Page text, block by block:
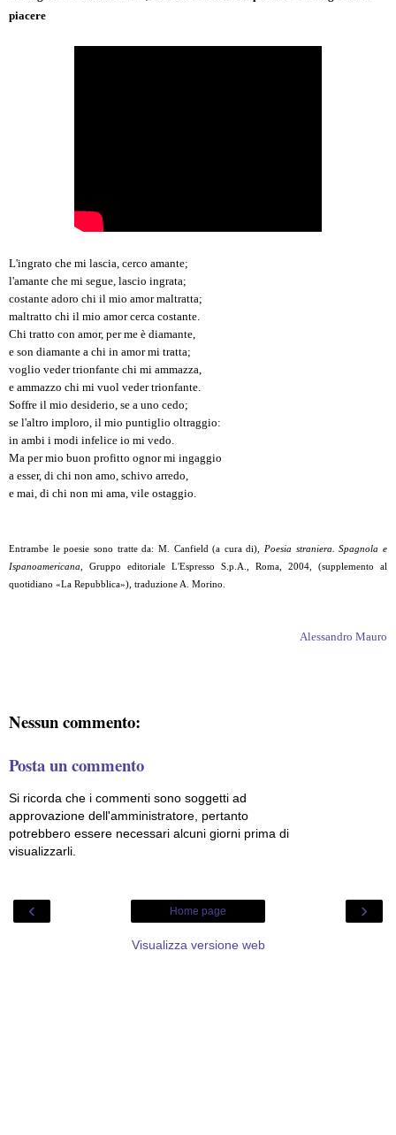
piacere
L'ingrato che mi lascia, cerco amante;
l'amante che mi segue, lascio ingrata;
costante adoro chi il mio amor maltratta;
maltratto chi il mio amor cerca costante.
Chi tratto con amor, per me è diamante,
e son diamante a chi in amor mi tratta;
voglio veder trionfante chi mi ammazza,
e ammazzo chi mi vuol veder trionfante.
Soffre il mio desiderio, se a uno cedo;
se l'altro imploro, il mio puntiglio oltraggio:
in ambi i modi infelice io mi vedo.
Ma per mio buon profitto ognor mi ingaggio
a esser, di chi non amo, schivo arredo,
e mai, di chi non mi ama, vile ostaggio.
Entrambe le poesie sono tratte da: M. Canfield (a cura di), Poesia straniera. Spagnola e
Ispanoamericana , Gruppo editoriale L'Espresso S.p.A., Roma, 2004, (supplemento al
quotidiano «La Repubblica»), traduzione A. Morino.
Alessandro Mauro
Nessun commento:
Posta un commento
Si ricorda che i commenti sono soggetti ad
approvazione dell'amministratore, pertanto
potrebbero essere necessari alcuni giorni prima di
visualizzarli.
‹ ›
Home page
Visualizza versione web